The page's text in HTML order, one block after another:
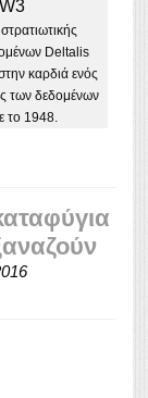
Deltalis
καρδιά ενός
των δεδομένων
το 1948.